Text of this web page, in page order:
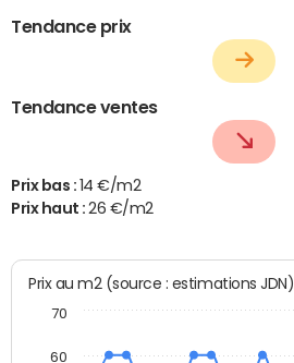
Tendance prix
Tendance ventes
Prix bas : 14 €/m2
Prix haut :26 €/m2
Prix au m2 (source : estimations JDN)
60
70